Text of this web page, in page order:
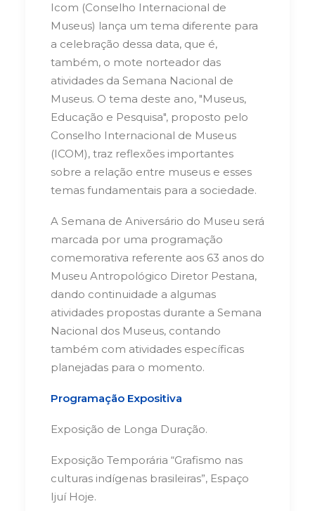
Icom (Conselho Internacional de
Museus) lança um tema diferente para
a celebração dessa data, que é,
também, o mote norteador das
atividades da Semana Nacional de
Museus. O tema deste ano, "Museus,
Educação e Pesquisa", proposto pelo
Conselho Internacional de Museus
(ICOM), traz reflexões importantes
sobre a relação entre museus e esses
temas fundamentais para a sociedade.
A Semana de Aniversário do Museu será
marcada por uma programação
comemorativa referente aos 63 anos do
Museu Antropológico Diretor Pestana,
dando continuidade a algumas
atividades propostas durante a Semana
Nacional dos Museus, contando
também com atividades específicas
planejadas para o momento.
Programação Expositiva
Exposição de Longa Duração.
Exposição Temporária “Grafismo nas
culturas indígenas brasileiras”, Espaço
Ijuí Hoje.